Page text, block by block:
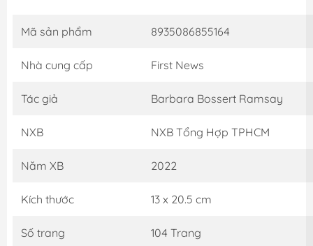
Mã sản phẩm 8935086855164
Nhà cung cấp First News
Tác giả Barbara Bossert Ramsay
NXB NXB Tổng Hợp TPHCM
Năm XB 2022
Kích thước 13 x 20.5 cm
Số trang 104 Trang